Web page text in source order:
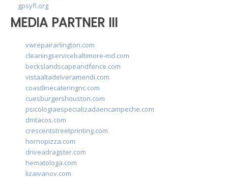
gpsyfl.org
MEDIA PARTNER III
vwrepairarlington.com
cleaningservicebaltimore-md.com
beckslandscapeandfence.com
vistaaltadelveramendi.com
coastlinecateringnc.com
cuesburgershouston.com
psicologiaespecializadaencampeche.com
dmtacos.com
crescentstreetprinting.com
hornopizza.com
driveadragster.com
hematologa.com
lizaivanov.com